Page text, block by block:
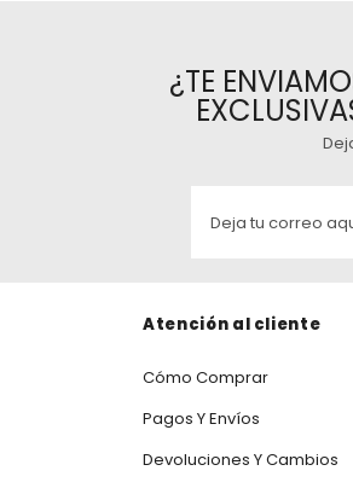
¿TE
Atención al cliente
Cómo Comprar
Pagos Y Envíos
Devoluciones Y Cambios